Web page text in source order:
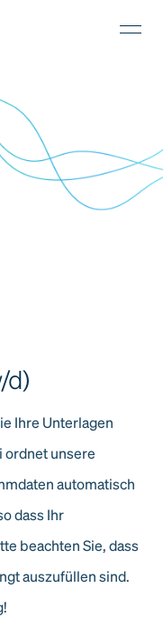
d)
Ihre Unterlagen
ordnet unsere
automatisch
dass Ihr
beachten Sie, dass
auszufüllen sind.